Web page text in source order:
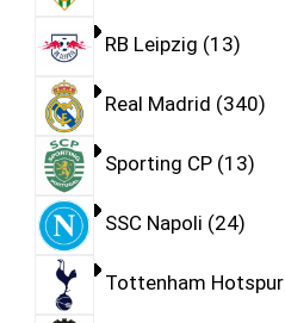
RB Leipzig 13
Real Madrid 340
Sporting CP 13
SSC Napoli 24
Tottenham Hotspur